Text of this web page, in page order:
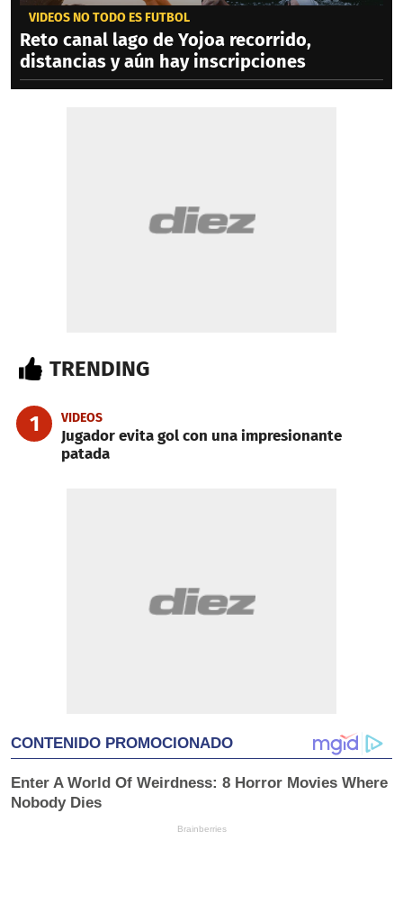
VIDEOS NO TODO ES FÚTBOL
Reto canal lago de Yojoa recorrido,
distancias y aún hay inscripciones
TRENDING
1 VIDEOS
Jugador evita gol con una impresionante
patada